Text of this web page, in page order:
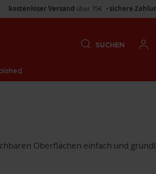
kostenloser Versand über 75€ • sichere
SUCHEN
Oberflächen einfach und